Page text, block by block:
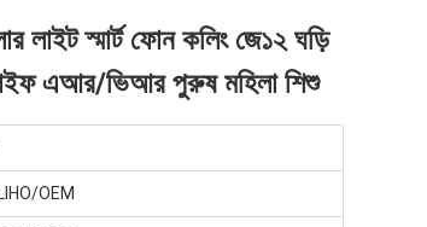
লাইট স্মার্ট ফোন কলিং জে১২ ঘড়ি
লাইফ এআর/ভিআর পুরুষ মহিলা শিশু
OEM